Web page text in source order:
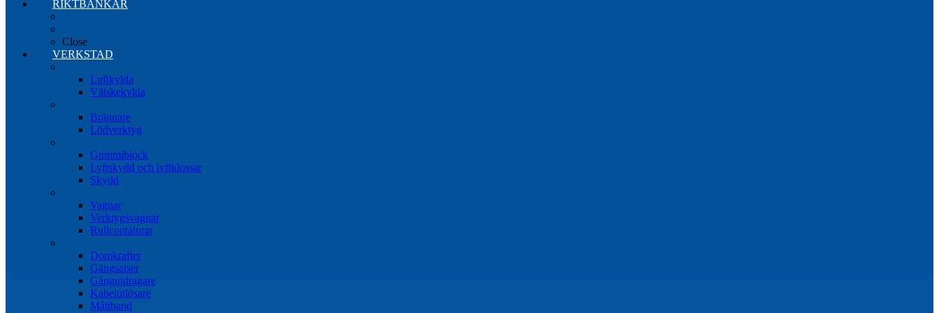
RIKTBÄNKAR
Close
VERKSTAD
Luftkylda
Vätskekylda
Brännare
Lödverktyg
Gummiblock
Lyftskydd och lyftklossar
Skydd
Vagnar
Verktygsvagnar
Rullcontainrar
Domkrafter
Gängsatser
Gängutdragare
Kabelutlösare
Måttband